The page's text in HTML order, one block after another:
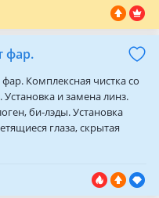
и интерьеров: Мы легко
с такими проблемами, как:
кожи —
цвет На всех ниж…
фар.
Комплексная чистка со
Установка и замена линз.
би-лэды. Установка
глаза, скрытая
запотевания,
поворот. Снятие рефления